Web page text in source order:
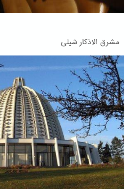
مشرق الاذکار شیلی